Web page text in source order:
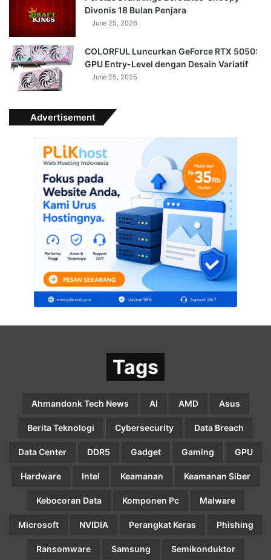
Divonis 18 Bulan Penjara
June 25, 2026
COLORFUL Luncurkan GeForce RTX 5050:
GPU Entry-Level dengan Desain Variatif
June 25, 2025
Advertisement
Tags
Ahmandonk Tech News AI AMD Asus
Berita Teknologi Cybersecurity Data Breach
Data Center DDR5 Gadget Gaming GPU
Hardware Intel Keamanan Keamanan Siber
Kebocoran Data Komponen Pc Malware
Microsoft NVIDIA Perangkat Keras Phishing
Ransomware Samsung Semikonduktor